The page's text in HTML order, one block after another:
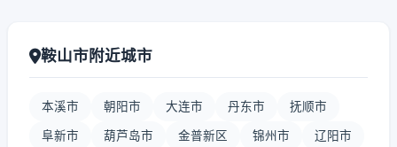
鞍山市附近城市
本溪市 朝阳市 大连市 丹东市 抚顺市
阜新市 葫芦岛市 金普新区 锦州市 辽阳市